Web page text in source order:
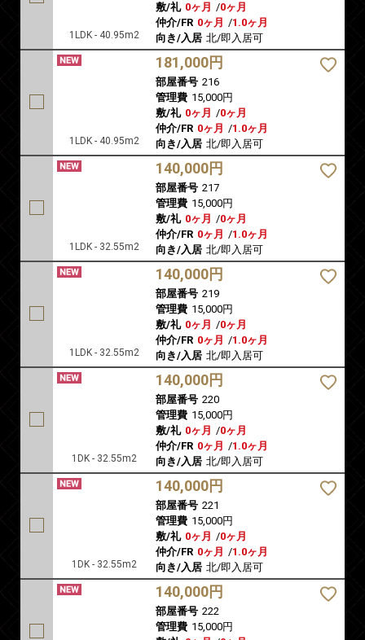
1LDK - 40.95m2
敷/礼 0ヶ月 /0ヶ月
仲介/FR 0ヶ月 /1.0ヶ月
向き/入居 北/即入居可
1LDK - 40.95m2
181,000円
部屋番号 216
管理費 15,000円
敷/礼 0ヶ月 /0ヶ月
仲介/FR 0ヶ月 /1.0ヶ月
向き/入居 北/即入居可
1LDK - 32.55m2
140,000円
部屋番号 217
管理費 15,000円
敷/礼 0ヶ月 /0ヶ月
仲介/FR 0ヶ月 /1.0ヶ月
向き/入居 北/即入居可
1LDK - 32.55m2
140,000円
部屋番号 219
管理費 15,000円
敷/礼 0ヶ月 /0ヶ月
仲介/FR 0ヶ月 /1.0ヶ月
向き/入居 北/即入居可
1DK - 32.55m2
140,000円
部屋番号 220
管理費 15,000円
敷/礼 0ヶ月 /0ヶ月
仲介/FR 0ヶ月 /1.0ヶ月
向き/入居 北/即入居可
1DK - 32.55m2
140,000円
部屋番号 221
管理費 15,000円
敷/礼 0ヶ月 /0ヶ月
仲介/FR 0ヶ月 /1.0ヶ月
向き/入居 北/即入居可
140,000円
部屋番号 222
管理費 15,000円